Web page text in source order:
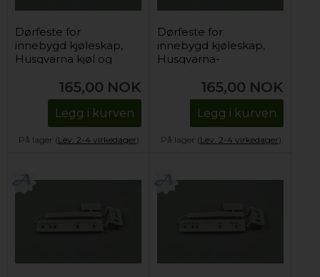
Dørfeste for
innebygd kjøleskap,
Husqvarna kjøl og
165,00 NOK
Legg i kurven
På lager (Lev. 2-4 virkedager).
Dørfeste for
innebygd kjøleskap,
Husqvarna-
165,00 NOK
Legg i kurven
På lager (Lev. 2-4 virkedager).